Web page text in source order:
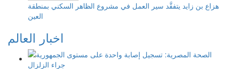
هزاع بن زايد يتفقَّد سير العمل في مشروع الظاهر السكني بمنطقة
العين
اخبار العالم